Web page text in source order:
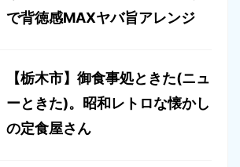
で背徳感MAXヤバ旨アレンジ
【栃木市】御食事処ときた(ニュ
ーときた)。昭和レトロな懐かし
の定食屋さん